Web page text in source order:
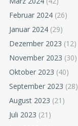
Februar 2024 (26)
Januar 2024 (29)
Dezember 2023 (12)
November 2023 (30)
Oktober 2023 (40)
September 2023 (28)
August 2023 (21)
Juli 2023 (21)